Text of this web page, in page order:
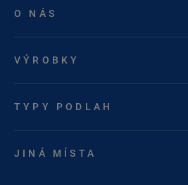
O NÁS
VÝROBKY
TYPY PODLAH
JINÁ MÍSTA